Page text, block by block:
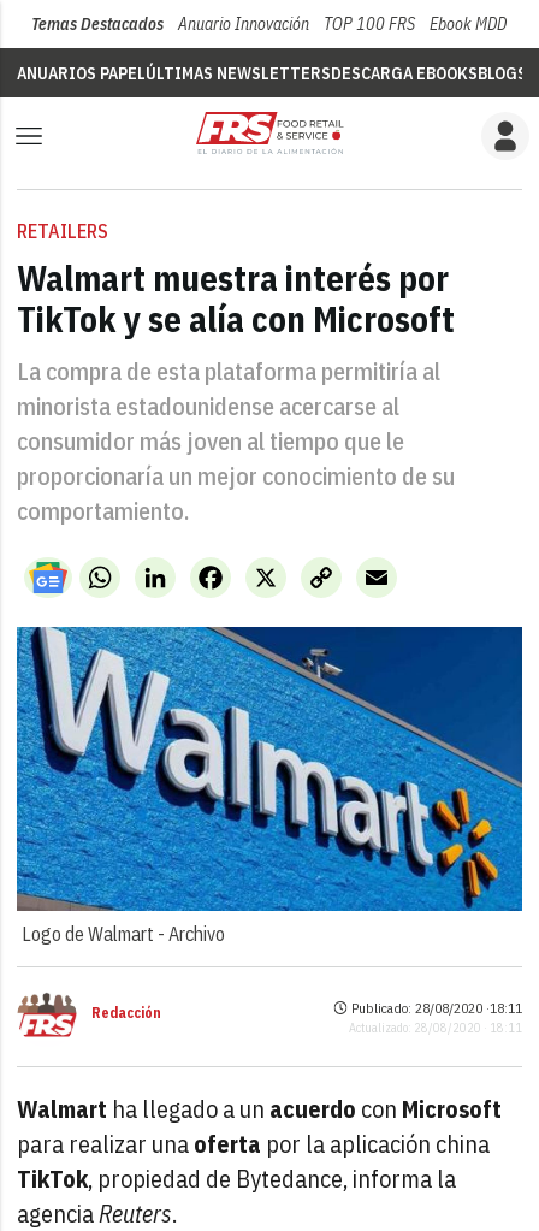
Temas Destacados Anuario Innovación TOP 100 FRS Ebook MDD
ANUARIOS PAPELÚLTIMAS NEWSLETTERSDESCARGA EBOOKSBLOGS
RETAILERS
Walmart muestra interés por
TikTok y se alía con Microsoft
La compra de esta plataforma permitiría al
minorista estadounidense acercarse al
consumidor más joven al tiempo que le
proporcionaría un mejor conocimiento de su
comportamiento.
WhatsAppLinkedIn X
Facebook
Copy
Link
Email
Logo de Walmart -Archivo
Redacción Publicado: 28/08/2020 ·18:11
Actualizado: 28/08/2020 · 18:11
Walmart ha llegado a un acuerdo con Microsoft
para realizar unaoferta por la aplicación china
TikTok, propiedad de Bytedance, informa la
agenciaReuters.